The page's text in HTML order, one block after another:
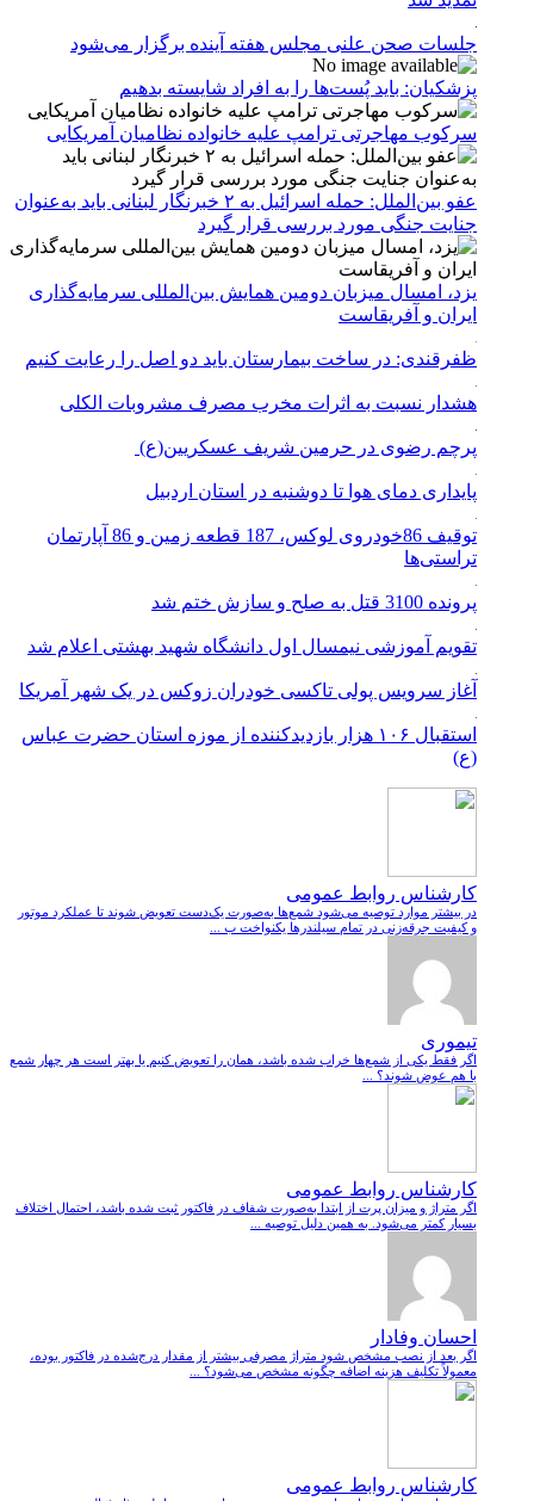
جلسات صحن علنی مجلس هفته آینده برگزار می‌شود
پزشکیان: باید پُست‌ها را به افراد شایسته بدهیم
سرکوب مهاجرتی ترامپ علیه خانواده نظامیان آمریکایی
عفو بین‌الملل: حمله اسرائیل به ۲ خبرنگار لبنانی باید به‌عنوان
جنایت جنگی مورد بررسی قرار گیرد
یزد، امسال میزبان دومین همایش بین‌المللی سرمایه‌گذاری
ایران و آفریقاست
ظفرقندی: در ساخت بیمارستان باید دو اصل را رعایت کنیم
هشدار نسبت به اثرات مخرب مصرف مشروبات الکلی
پرچم رضوی در حرمین شریف عسکریین(ع)
پایداری دمای هوا تا دوشنبه در استان اردبیل
توقیف 86خودروی لوکس، 187 قطعه زمین و 86 آپارتمان
تراستی‌ها
پرونده 3100 قتل به صلح و سازش ختم شد
تقویم آموزشی نیمسال اول دانشگاه شهید بهشتی اعلام شد
آغاز سرویس پولی تاکسی خودران زوکس در یک شهر آمریکا
استقبال ۱۰۶ هزار بازدیدکننده از موزه استان حضرت عباس
(ع)
کارشناس روابط عمومی
در بیشتر موارد توصیه می‌شود شمع‌ها به‌صورت یک‌دست تعویض شوند تا عملکرد موتور
و کیفیت جرقه‌زنی در تمام سیلندرها یکنواخت ب ...
تیموری
اگر فقط یکی از شمع‌ها خراب شده باشد، همان را تعویض کنیم یا بهتر است هر چهار شمع
با هم عوض شوند؟ ...
کارشناس روابط عمومی
اگر متراژ و میزان پرت از ابتدا به‌صورت شفاف در فاکتور ثبت شده باشد، احتمال اختلاف
بسیار کمتر می‌شود. به همین دلیل توصیه ...
احسان وفادار
اگر بعد از نصب مشخص شود متراژ مصرفی بیشتر از مقدار درج‌شده در فاکتور بوده،
معمولاً تکلیف هزینه اضافه چگونه مشخص می‌شود؟ ...
کارشناس روابط عمومی